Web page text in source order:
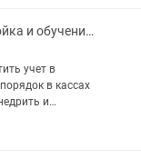
Установка, настройка и обучение 1С / iiko / Store House под ключ!
учет в
в кассах
и
✅ iiko —